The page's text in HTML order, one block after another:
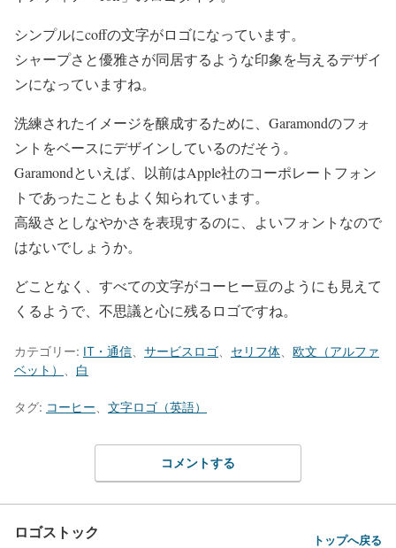
シンプルにcoffの文字がロゴになっています。
シャープさと優雅さが同居するような印象を与えるデザイ
ンになっていますね。
洗練されたイメージを醸成するために、Garamondのフォ
ントをベースにデザインしているのだそう。
Garamondといえば、以前はApple社のコーポレートフォン
トであったこともよく知られています。
高級さとしなやかさを表現するのに、よいフォントなので
はないでしょうか。
どことなく、すべての文字がコーヒー豆のようにも見えて
くるようで、不思議と心に残るロゴですね。
カテゴリー: IT・通信 サービスロゴ セリフ体
欧文（アルファ
ベット）
白
タグ: コーヒー 文字ロゴ（英語）
コメントする
ロゴストック トップへ戻る